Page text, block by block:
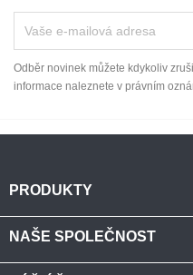
Odběr novinek můžete kdykoliv
informace naleznete v právním
PRODUKTY
NAŠE SPOLEČNOST